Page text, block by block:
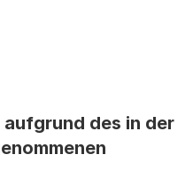
des in der